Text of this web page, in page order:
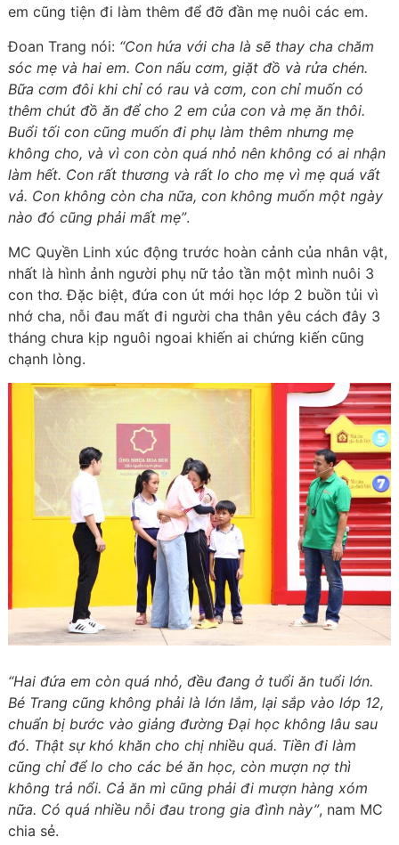
em cũng tiện đi làm thêm để đỡ đần mẹ nuôi các em.
Đoan Trang nói: “Con hứa với cha là sẽ thay cha chăm
sóc mẹ và hai em. Con nấu cơm, giặt đồ và rửa chén.
Bữa cơm đôi khi chỉ có rau và cơm, con chỉ muốn có
thêm chút đồ ăn để cho 2 em của con và mẹ ăn thôi.
Buổi tối con cũng muốn đi phụ làm thêm nhưng mẹ
không cho, và vì con còn quá nhỏ nên không có ai nhận
làm hết. Con rất thương và rất lo cho mẹ vì mẹ quá vất
vả. Con không còn cha nữa, con không muốn một ngày
nào đó cũng phải mất mẹ”.
MC Quyền Linh xúc động trước hoàn cảnh của nhân vật,
nhất là hình ảnh người phụ nữ tảo tần một mình nuôi 3
con thơ. Đặc biệt, đứa con út mới học lớp 2 buồn tủi vì
nhớ cha, nỗi đau mất đi người cha thân yêu cách đây 3
tháng chưa kịp nguôi ngoai khiến ai chứng kiến cũng
chạnh lòng.
“Hai đứa em còn quá nhỏ, đều đang ở tuổi ăn tuổi lớn.
Bé Trang cũng không phải là lớn lắm, lại sắp vào lớp 12,
chuẩn bị bước vào giảng đường Đại học không lâu sau
đó. Thật sự khó khăn cho chị nhiều quá. Tiền đi làm
cũng chỉ để lo cho các bé ăn học, còn mượn nợ thì
không trả nổi. Cả ăn mì cũng phải đi mượn hàng xóm
nữa. Có quá nhiều nỗi đau trong gia đình này”, nam MC
chia sẻ.